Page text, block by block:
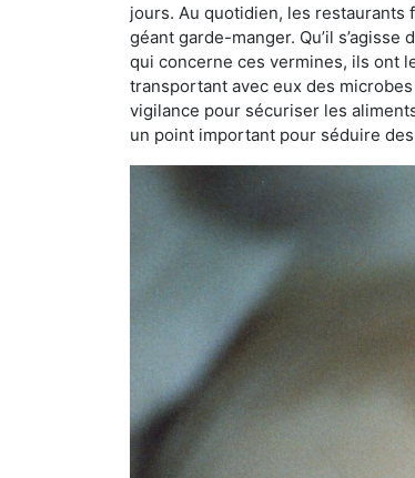
jours. Au quotidien, les restaurants
géant garde-manger. Qu’il
qui concerne ces vermines, ils ont
transportant avec eux des
vigilance pour sécuriser les
un point important pour séduire